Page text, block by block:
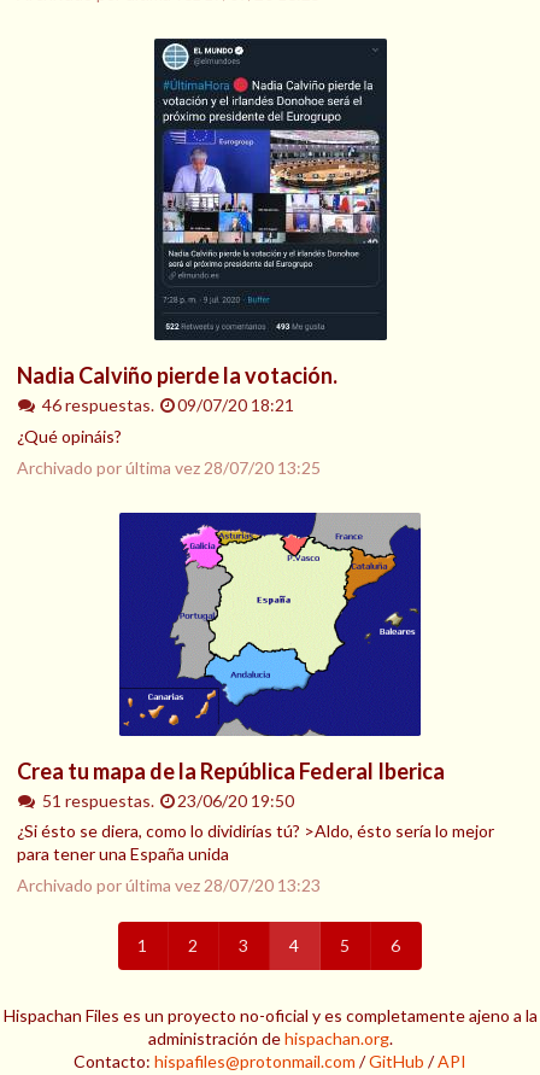
Nadia Calviño pierde la votación.
46 respuestas.
09/07/20 18:21
¿Qué opináis?
Archivado por última vez 28/07/20 13:25
Crea tu mapa de la República Federal Iberica
51 respuestas.
23/06/20 19:50
¿Si ésto se diera, como lo dividirías tú? >Aldo, ésto sería lo mejor
para tener una España unida
Archivado por última vez 28/07/20 13:23
1 2 3 4 5 6
Hispachan Files es un proyecto no-oficial y es completamente ajeno a la
administración dehispachan.org.
Contacto: hispafiles@protonmail.com /GitHub /API